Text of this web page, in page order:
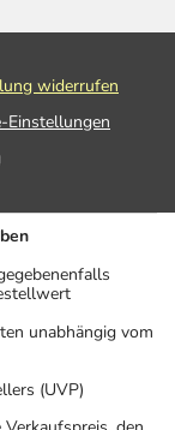
widerrufen
Einstellungen
unabhängig vom
(UVP)